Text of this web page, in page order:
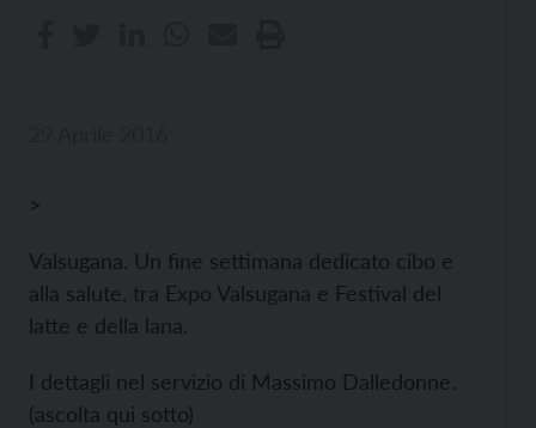
>
Valsugana. Un fine settimana dedicato cibo e
alla salute, tra Expo Valsugana e Festival del
latte e della lana.
I dettagli nel servizio di Massimo Dalledonne.
(ascolta qui sotto)